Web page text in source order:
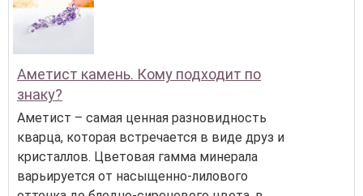
Аметист камень. Кому подходит по
знаку?
Аметист – самая ценная разновидность
кварца, которая встречается в виде друз и
кристаллов. Цветовая гамма минерала
варьируется от насыщенно-лилового